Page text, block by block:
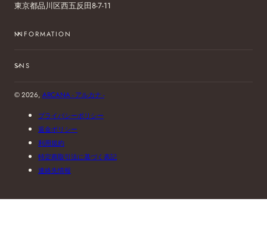
東京都品川区西五反田8-7-11
INFORMATION
SNS
© 2026, ARCANA - アルカナ -
プライバシーポリシー
返金ポリシー
利用規約
特定商取引法に基づく表記
連絡先情報